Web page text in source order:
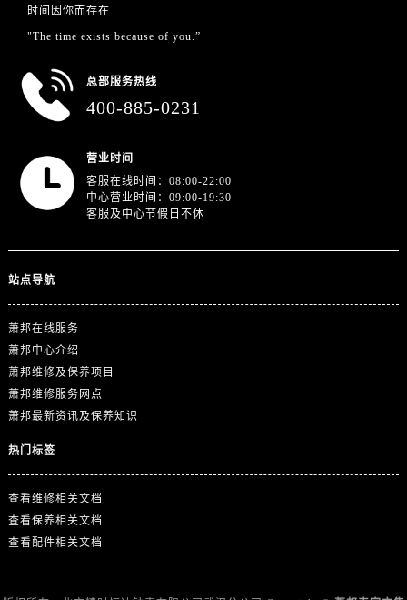
澳门省路氹城市金光大道萧邦售后服务中心（需提前预约）
广东省江门市蓬江区广场西路萧邦售后服务中心（需提前预约）
时间因你而存在
"The time exists because of you.”
总部服务热线
400-885-0231
营业时间
客服在线时间：08:00-22:00
中心营业时间：09:00-19:30
客服及中心节假日不休
站点导航
萧邦在线服务
萧邦中心介绍
萧邦维修及保养项目
萧邦维修服务网点
萧邦最新资讯及保养知识
热门标签
查看维修相关文档
查看保养相关文档
查看配件相关文档